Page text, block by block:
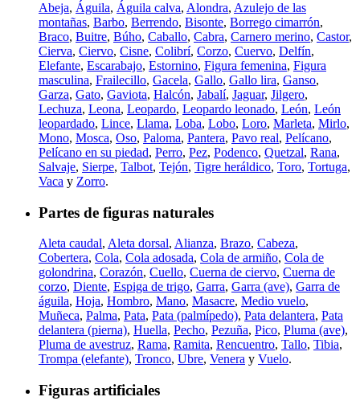
Abeja, Águila, Águila calva, Alondra, Azulejo de las
montañas, Barbo, Berrendo, Bisonte, Borrego cimarrón,
Braco, Buitre, Búho, Caballo, Cabra, Carnero merino, Castor,
Cierva, Ciervo, Cisne, Colibrí, Corzo, Cuervo, Delfín,
Elefante, Escarabajo, Estornino, Figura femenina, Figura
masculina, Frailecillo, Gacela, Gallo, Gallo lira, Ganso,
Garza, Gato, Gaviota, Halcón, Jabalí, Jaguar, Jilgero,
Lechuza, Leona, Leopardo, Leopardo leonado, León, León
leopardado, Lince, Llama, Loba, Lobo, Loro, Marleta, Mirlo,
Mono, Mosca, Oso, Paloma, Pantera, Pavo real, Pelícano,
Pelícano en su piedad, Perro, Pez, Podenco, Quetzal, Rana,
Salvaje, Sierpe, Talbot, Tejón, Tigre heráldico, Toro, Tortuga,
Vaca y Zorro.
Partes de figuras naturales
Aleta caudal, Aleta dorsal, Alianza, Brazo, Cabeza,
Cobertera, Cola, Cola adosada, Cola de armiño, Cola de
golondrina, Corazón, Cuello, Cuerna de ciervo, Cuerna de
corzo, Diente, Espiga de trigo, Garra, Garra (ave), Garra de
águila, Hoja, Hombro, Mano, Masacre, Medio vuelo,
Muñeca, Palma, Pata, Pata (palmípedo), Pata delantera, Pata
delantera (pierna), Huella, Pecho, Pezuña, Pico, Pluma (ave),
Pluma de avestruz, Rama, Ramita, Rencuentro, Tallo, Tibia,
Trompa (elefante), Tronco, Ubre, Venera y Vuelo.
Figuras artificiales